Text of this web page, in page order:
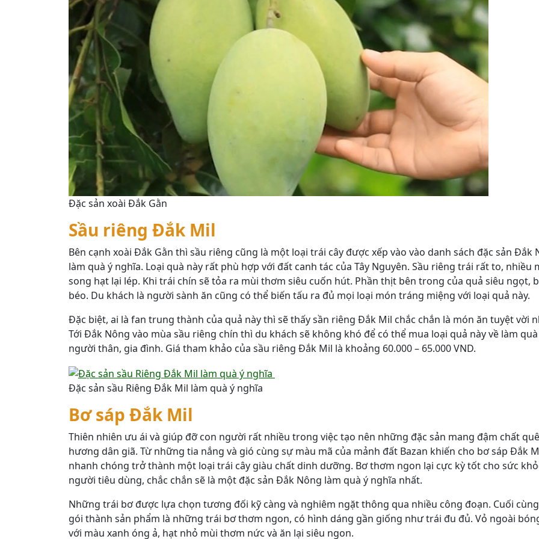
Đặc sản xoài Đắk Gằn
Sầu riêng Đắk Mil
Bên cạnh xoài Đắk Gằn thì sầu riêng cũng là một loại trái cây được xếp vào vào danh sách đặc sản Đắk
làm quà ý nghĩa. Loại quà này rất phù hợp với đất canh tác của Tây Nguyên. Sầu riêng trái rất to, nhiều
song hạt lại lép. Khi trái chín sẽ tỏa ra mùi thơm siêu cuốn hút. Phần thịt bên trong của quả siêu ngọt,
béo. Du khách là người sành ăn cũng có thể biến tấu ra đủ mọi loại món tráng miệng với loại quả này.
Đặc biệt, ai là fan trung thành của quả này thì sẽ thấy sần riêng Đắk Mil chắc chắn là món ăn tuyệt vời
Tới Đắk Nông vào mùa sầu riêng chín thì du khách sẽ không khó để có thể mua loại quả này về làm
người thân, gia đình. Giá tham khảo của sầu riêng Đắk Mil là khoảng 60.000 – 65.000 VND.
Đặc sản sầu Riêng Đắk Mil làm quà ý nghĩa
Bơ sáp Đắk Mil
Thiên nhiên ưu ái và giúp đỡ con người rất nhiều trong việc tạo nên những đặc sản mang đậm chất quê
hương dân giã. Từ những tia nắng và gió cùng sự màu mã của mảnh đất Bazan khiến cho bơ sáp Đắk
nhanh chóng trở thành một loại trái cây giàu chất dinh dưỡng. Bơ thơm ngon lại cực kỳ tốt cho sức
người tiêu dùng, chắc chắn sẽ là một đặc sản Đắk Nông làm quà ý nghĩa nhất.
Những trái bơ được lựa chọn tương đối kỹ càng và nghiêm ngặt thông qua nhiều công đoạn. Cuối
gói thành sản phẩm là những trái bơ thơm ngon, có hình dáng gần giống như trái đu đủ. Vỏ ngoài
với màu xanh óng ả, hạt nhỏ mùi thơm nức và ăn lại siêu ngon.